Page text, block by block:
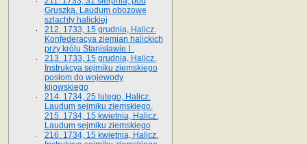
Gruszką. Laudum obozowe
szlachty halickiej
212. 1733, 15 grudnia, Halicz.
Konfederacya ziemian halickich
przy królu Stanisławie I .
213. 1733, 15 grudnia, Halicz.
Instrukcya sejmiku ziemskiego
posłom do wojewody
kijowskiego
214. 1734, 25 lutego, Halicz.
Laudum sejmiku ziemskiego.
215. 1734, 15 kwietnia, Halicz.
Laudum sejmiku ziemskiego
216. 1734, 15 kwietnia, Halicz.